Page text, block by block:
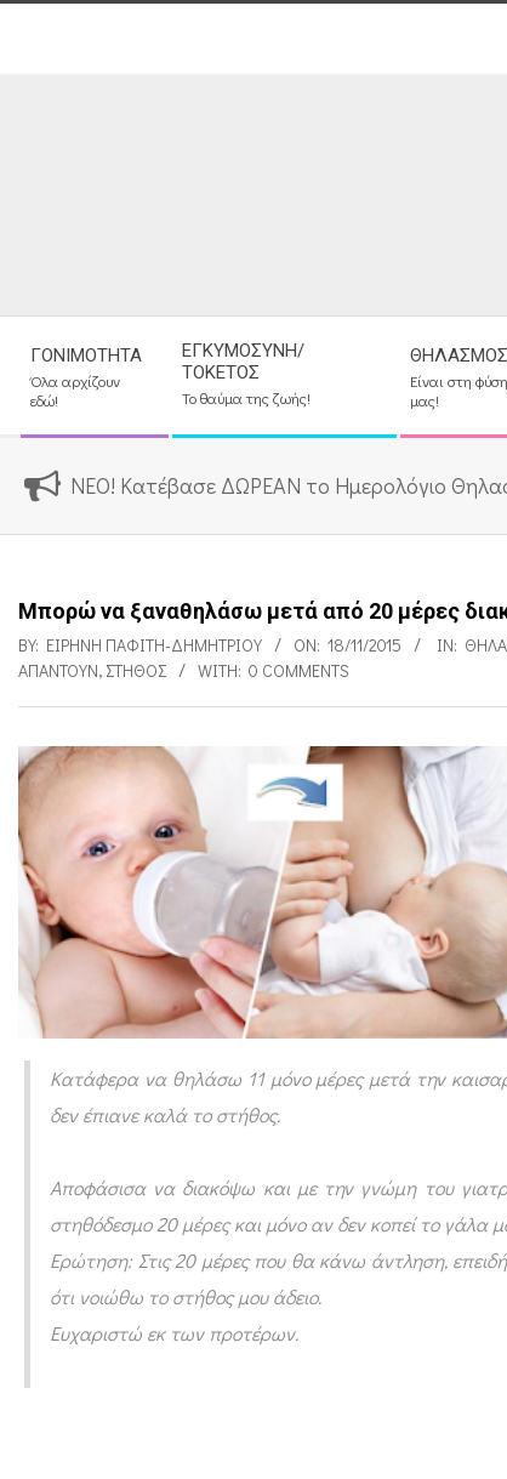
Navigation
Menu
ΓΟΝΙΜΌΤΗΤΑ
Όλα αρχίζουν
εδώ!
ΕΓΚΥΜΟΣΎΝΗ/
ΤΟΚΕΤΌΣ
Το θαύμα της ζωής!
ΘΗΛΑΣΜΌΣ
Είναι στη φύση
μας!
ΝΕΟ! Κατέβασε ΔΩΡΕΑΝ το Ημερολόγιο
Μπορώ να ξαναθηλάσω μετά από 20 μέρες
BY: ΕΙΡΉΝΗ ΠΑΦΊΤΗ-ΔΗΜΗΤΡΊΟΥ ON: 18/11/2015 IN:
ΑΠΑΝΤΟΎΝ, ΣΤΉΘΟΣ WITH: 0 COMMENTS
π
ο
ρ
ώ
ν
ξ
Κατάφερα να θηλάσω 11 μόνο μέρες μετά την
δεν έπιανε καλά το στήθος.
Αποφάσισα να διακόψω και με την γνώμη του
στηθόδεσμο 20 μέρες και μόνο αν δεν κοπεί το γάλα
Ερώτηση: Στις 20 μέρες που θα κάνω άντληση,
ότι νοιώθω το στήθος μου άδειο.
Ευχαριστώ εκ των προτέρων.